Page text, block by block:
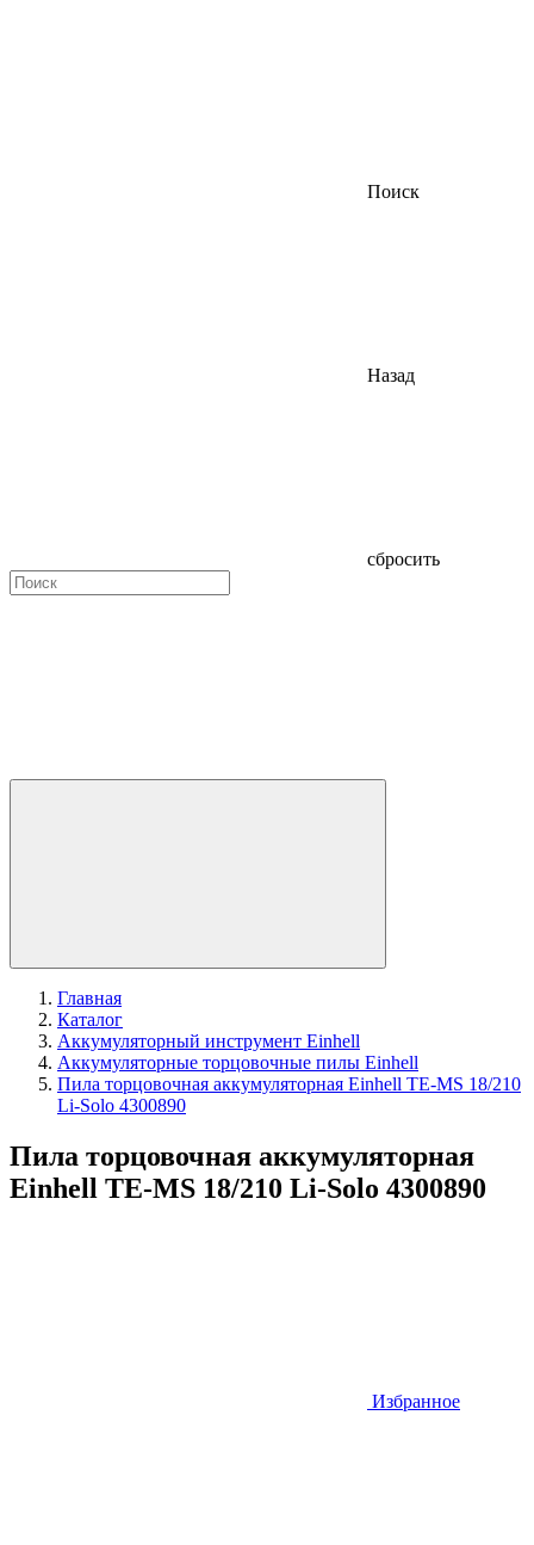
Поиск
Назад
сбросить
Главная
Каталог
Аккумуляторный инструмент Einhell
Аккумуляторные торцовочные пилы Einhell
Пила торцовочная аккумуляторная Einhell TE-MS 18/210
Li-Solo 4300890
Пила торцовочная аккумуляторная
Einhell TE-MS 18/210 Li-Solo 4300890
Избранное